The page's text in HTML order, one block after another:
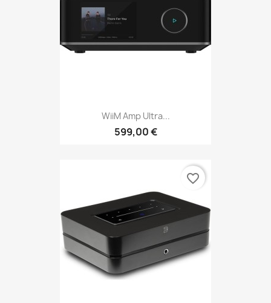
WiiM Amp Ultra...
599,00 €
favorite_border